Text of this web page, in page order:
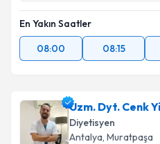
En Yakın Saatler
08:00
08:15
Uzm. Dyt. Cenk
Diyetisyen
Antalya, Muratpaşa